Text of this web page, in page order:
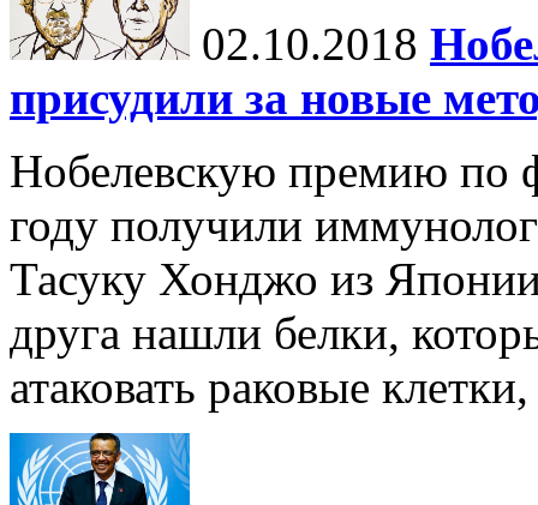
02.10.2018
присудили за новые
Нобелевскую премию по
году получили
Тасуку Хонджо из
друга нашли белки,
атаковать раковые